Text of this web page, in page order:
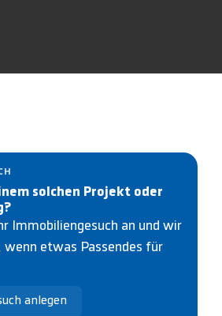
solchen Projekt oder
Immobiliengesuch an und wir
wenn etwas Passendes für
anlegen